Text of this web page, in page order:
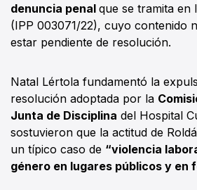
denuncia penal que se tramita en
(IPP 003071/22), cuyo contenido
estar pendiente de resolución.
Natal Lértola fundamentó la
resolución adoptada por la
Junta de Disciplina del Hospital
sostuvieron que la actitud de
un típico caso de “violencia
género en lugares públicos y en